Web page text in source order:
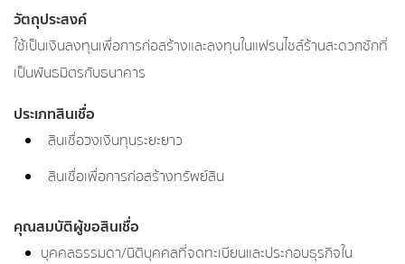
วัตถุประสงค์
ใช้เป็นเงินลงทุนเพื่อการก่อสร้างและลงทุนในแฟรนไชส์ร้านสะดวกซักที่
เป็นพันธมิตรกับธนาคาร
ประเภทสินเชื่อ
สินเชื่อวงเงินทุนระยะยาว
สินเชื่อเพื่อการก่อสร้างทรัพย์สิน
คุณสมบัติผู้ขอสินเชื่อ
บุคคลธรรมดา/นิติบุคคลที่จดทะเบียนและประกอบธุรกิจใน